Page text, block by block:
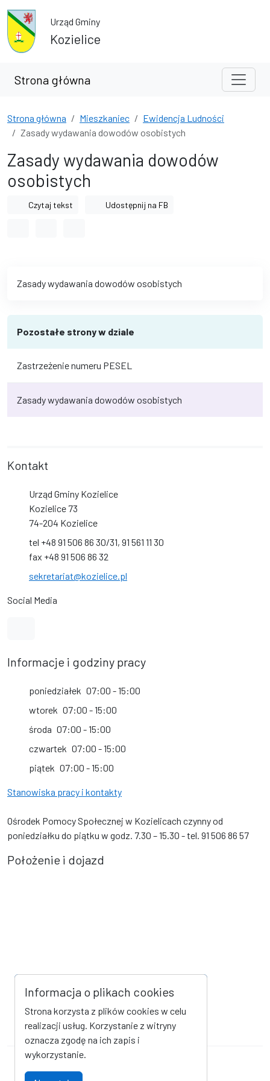
Przejdź do treści
Przejdź do wyszukiwarki
Urząd Gminy
Kozielice
Strona główna
Strona główna Mieszkaniec
Ewidencja Ludności
Zasady wydawania dowodów osobistych
Zasady wydawania dowodów
osobistych
Czytaj tekst Udostępnij na FB
Zasady wydawania dowodów osobistych
Pozostałe strony w dziale
Zastrzeżenie numeru PESEL
Zasady wydawania dowodów osobistych
Kontakt
Urząd Gminy Kozielice
Kozielice 73
74-204 Kozielice
tel +48 91 506 86 30/31, 91 561 11 30
fax +48 91 506 86 32
sekretariat@kozielice.pl
Social Media
Informacje i godziny pracy
poniedziałek 07:00 - 15:00
wtorek 07:00 - 15:00
środa 07:00 - 15:00
czwartek 07:00 - 15:00
piątek 07:00 - 15:00
Stanowiska pracy i kontakty
Ośrodek Pomocy Społecznej w Kozielicach czynny od
poniedziałku do piątku w godz. 7.30 – 15.30 - tel. 91 506 86 57
Położenie i dojazd
Informacja o plikach cookies
Strona korzysta z plików cookies w celu
realizacji usług. Korzystanie z witryny
oznacza zgodę na ich zapis i
wykorzystanie.